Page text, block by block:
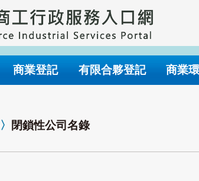
商業登記 有限合夥登記 商業
〉 閉鎖性公司名錄